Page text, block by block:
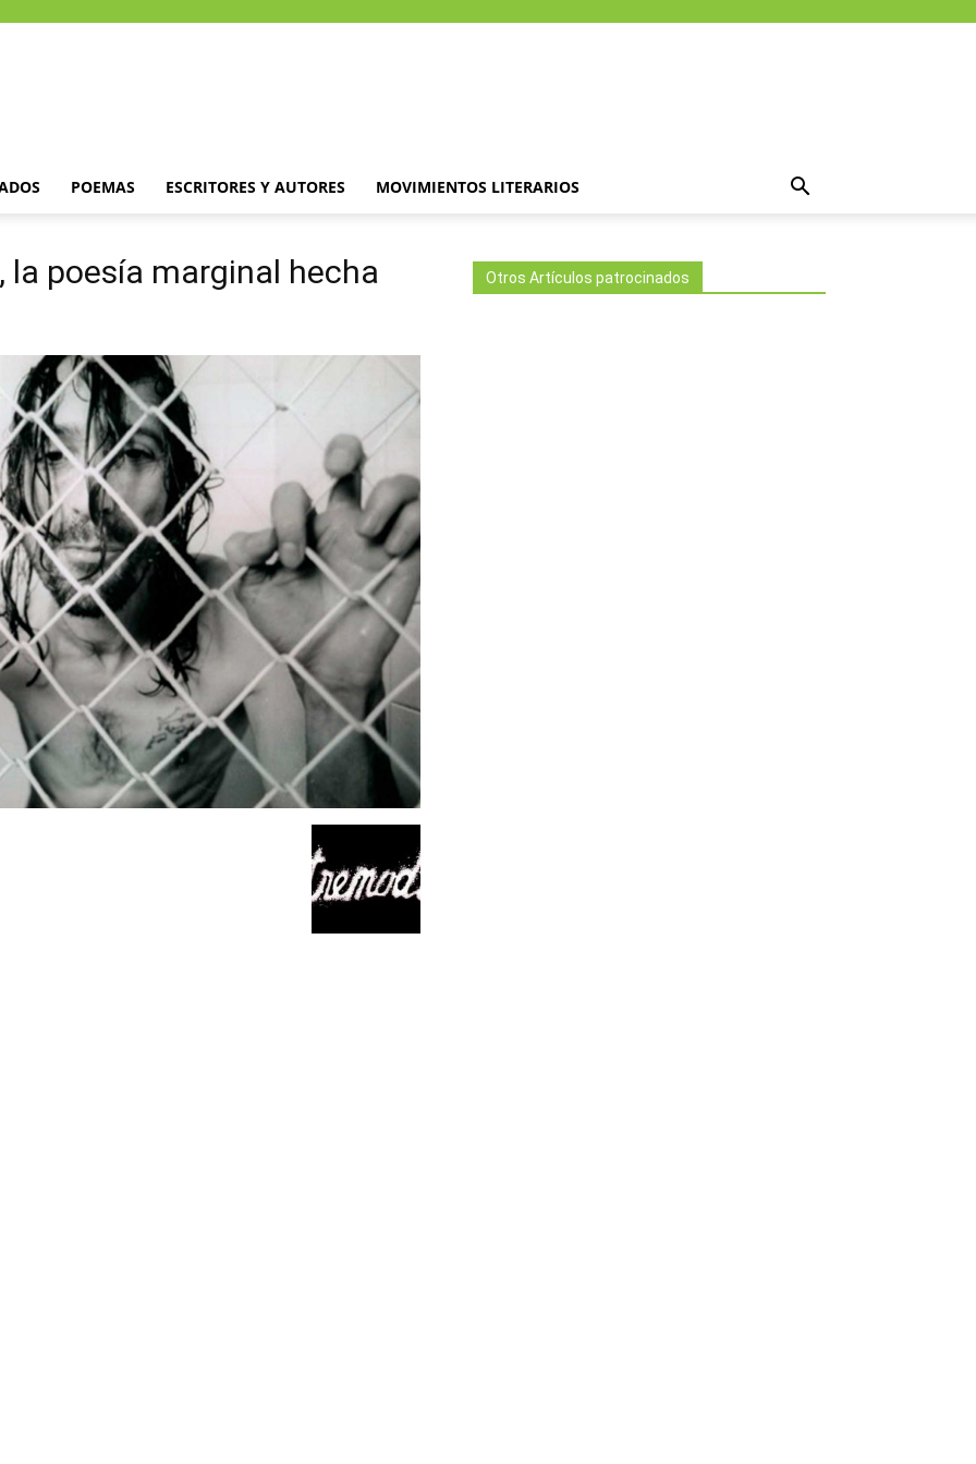
POEMAS ESCRITORES Y AUTORES MOVIMIENTOS LITERARIOS
la poesía marginal hecha Otros Artículos patrocinados